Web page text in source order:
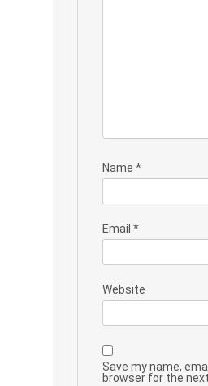
Name *
Email *
Website
Save my name,
browser for the